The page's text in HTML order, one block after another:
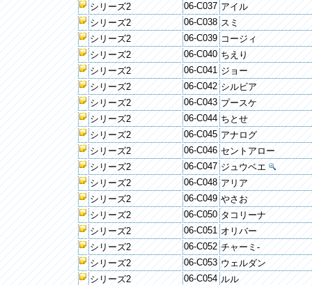
シリーズ2
06-C037 アイル
シリーズ2
06-C038 スミ
シリーズ2
06-C039 コージィ
シリーズ2
06-C040 ちえり
シリーズ2
06-C041 ジョー
シリーズ2
06-C042 シルビア
シリーズ2
06-C043 プースケ
シリーズ2
06-C044 ちとせ
シリーズ2
06-C045 アナログ
シリーズ2
06-C046 セントアロー
シリーズ2
06-C047 ジュウベエ
シリーズ2
06-C048 アリア
シリーズ2
06-C049 やさお
シリーズ2
06-C050 タコリーナ
シリーズ2
06-C051 オリバー
シリーズ2
06-C052 チャーミ-
シリーズ2
06-C053 ウェルダン
シリーズ2
06-C054 ルル